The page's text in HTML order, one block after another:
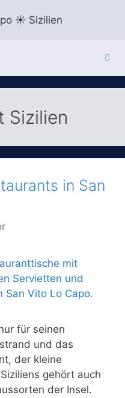
Sizilien
in San
für seinen
und das
der kleine
gehört auch
der Insel.